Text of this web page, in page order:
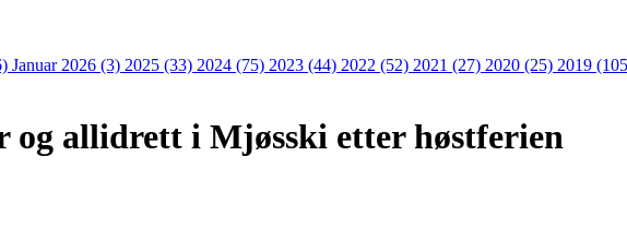
Januar 2026 (3) 2025 (33) 2024 (75) 2023 (44) 2022 (52) 2021 (27) 2020 (25) 2019
og allidrett i Mjøsski etter høstferien